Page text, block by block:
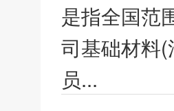
是指全国范
司基础材料
员...